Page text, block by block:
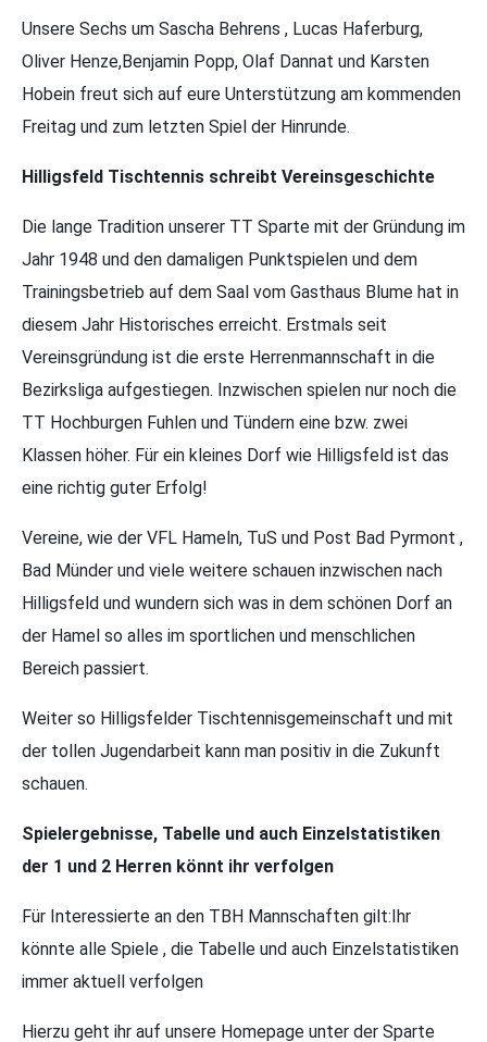
Unsere Sechs um Sascha Behrens , Lucas Haferburg,
Oliver Henze,Benjamin Popp, Olaf Dannat und Karsten
Hobein freut sich auf eure Unterstützung am kommenden
Freitag und zum letzten Spiel der Hinrunde.
Hilligsfeld Tischtennis schreibt Vereinsgeschichte
Die lange Tradition unserer TT Sparte mit der Gründung im
Jahr 1948 und den damaligen Punktspielen und dem
Trainingsbetrieb auf dem Saal vom Gasthaus Blume hat in
diesem Jahr Historisches erreicht. Erstmals seit
Vereinsgründung ist die erste Herrenmannschaft in die
Bezirksliga aufgestiegen. Inzwischen spielen nur noch die
TT Hochburgen Fuhlen und Tündern eine bzw. zwei
Klassen höher. Für ein kleines Dorf wie Hilligsfeld ist das
eine richtig guter Erfolg!
Vereine, wie der VFL Hameln, TuS und Post Bad Pyrmont ,
Bad Münder und viele weitere schauen inzwischen nach
Hilligsfeld und wundern sich was in dem schönen Dorf an
der Hamel so alles im sportlichen und menschlichen
Bereich passiert.
Weiter so Hilligsfelder Tischtennisgemeinschaft und mit
der tollen Jugendarbeit kann man positiv in die Zukunft
schauen.
Spielergebnisse, Tabelle und auch Einzelstatistiken
der 1 und 2 Herren könnt ihr verfolgen
Für Interessierte an den TBH Mannschaften gilt:Ihr
könnte alle Spiele , die Tabelle und auch Einzelstatistiken
immer aktuell verfolgen
Hierzu geht ihr auf unsere Homepage unter der Sparte